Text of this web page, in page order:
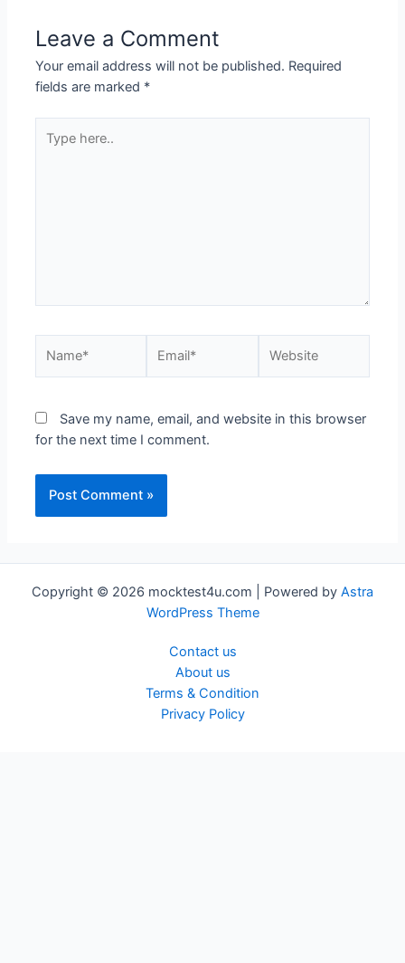
Leave a Comment
Your email address will not be published. Required
fields are marked *
here..
Save my name, email, and website in this browser
for the next time I comment.
Copyright © 2026 mocktest4u.com | Powered by Astra
WordPress Theme
Contact us
About us
Terms & Condition
Privacy Policy